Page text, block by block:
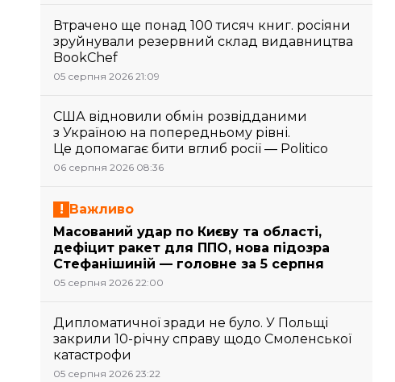
Втрачено ще понад 100 тисяч книг. росіяни
зруйнували резервний склад видавництва
BookChef
05 серпня 2026 21:09
США відновили обмін розвідданими
з Україною на попередньому рівні.
Це допомагає бити вглиб росії — Politico
06 серпня 2026 08:36
Важливо
Масований удар по Києву та області,
дефіцит ракет для ППО, нова підозра
Стефанішиній — головне за 5 серпня
05 серпня 2026 22:00
Дипломатичної зради не було. У Польщі
закрили 10-річну справу щодо Смоленської
катастрофи
05 серпня 2026 23:22